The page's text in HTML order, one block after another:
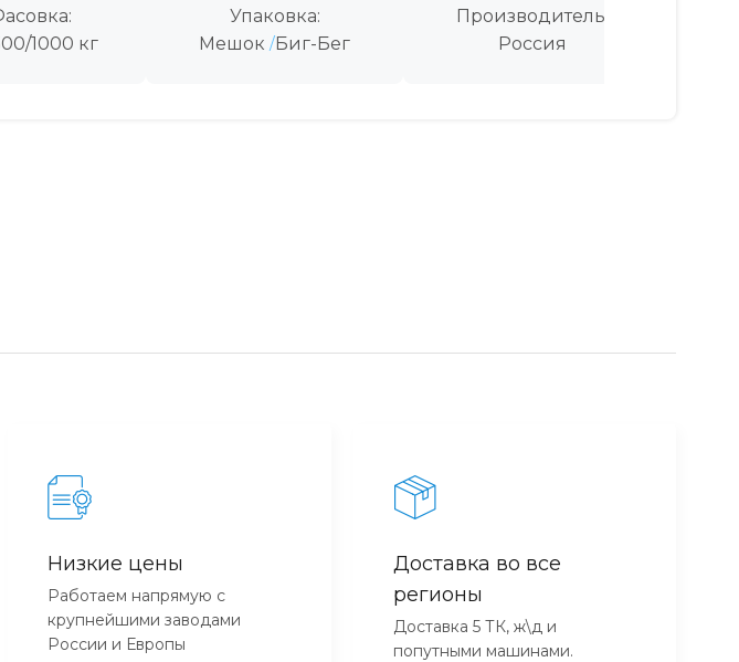
1000 кг
Упаковка:
Мешок Биг-Бег
Производитель:
Россия
Низкие цены
Работаем напрямую с
крупнейшими заводами
России и Европы
Доставка во все
регионы
Доставка 5 ТК, ж\д и
попутными машинами.